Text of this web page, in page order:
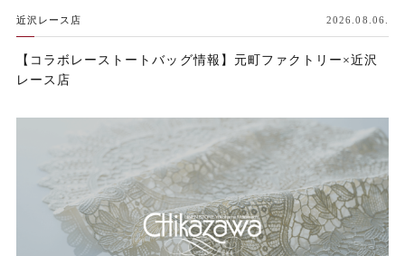
近沢レース店 2026.08.06.
【コラボレーストートバッグ情報】元町ファクトリー×近沢
レース店